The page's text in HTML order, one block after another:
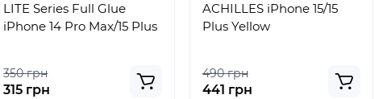
LITE Series Full Glue
iPhone 14 Pro Max/15 Plus
350 грн
315 грн
ACHILLES iPhone 15/15
Plus Yellow
490 грн
441 грн